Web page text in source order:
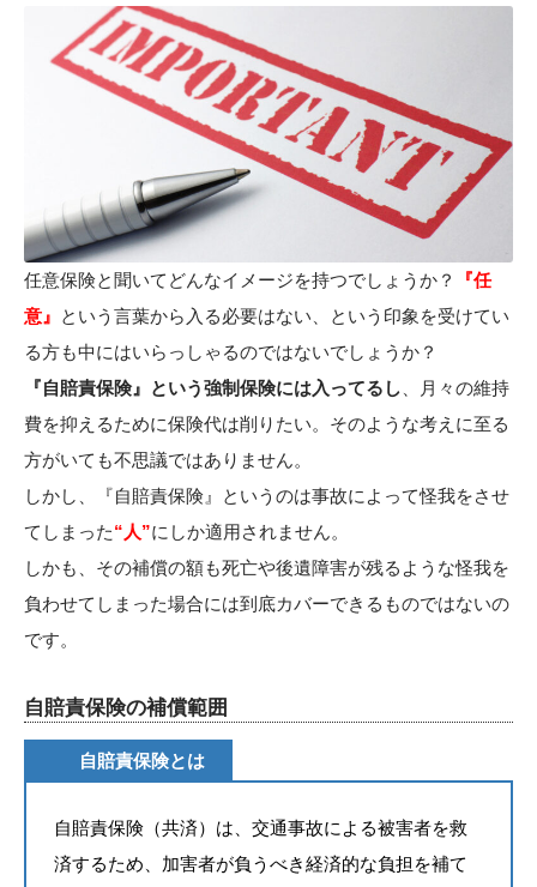
任意保険と聞いてどんなイメージを持つでしょうか？
『任
意』 という言葉から入る必要はない、という印象を受けてい
る方も中にはいらっしゃるのではないでしょうか？
『自賠責保険』という強制保険には入ってるし 、月々の維持
費を抑えるために保険代は削りたい。そのような考えに至る
方がいても不思議ではありません。
しかし、『自賠責保険』というのは事故によって怪我をさせ
てしまった“人”にしか適用されません。
しかも、その補償の額も死亡や後遺障害が残るような怪我を
負わせてしまった場合には到底カバーできるものではないの
です。
自賠責保険の補償範囲
自賠責保険とは
自賠責保険（共済）は、交通事故による被害者を救
済するため、加害者が負うべき経済的な負担を補て